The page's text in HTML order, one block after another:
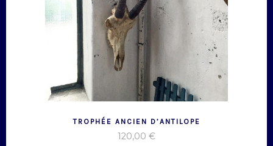
TROPHÉE ANCIEN D’ANTILOPE
120,00 €